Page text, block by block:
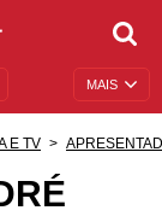
MAIS
E TV